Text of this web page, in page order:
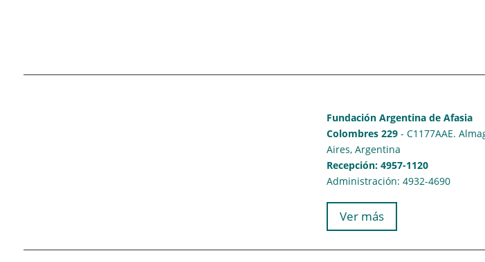
Fundación Argentina de Afasia
Colombres 229- C1177AAE.
Aires, Argentina
Recepción: 4957-1120
Administración: 4932-4690
Ver más